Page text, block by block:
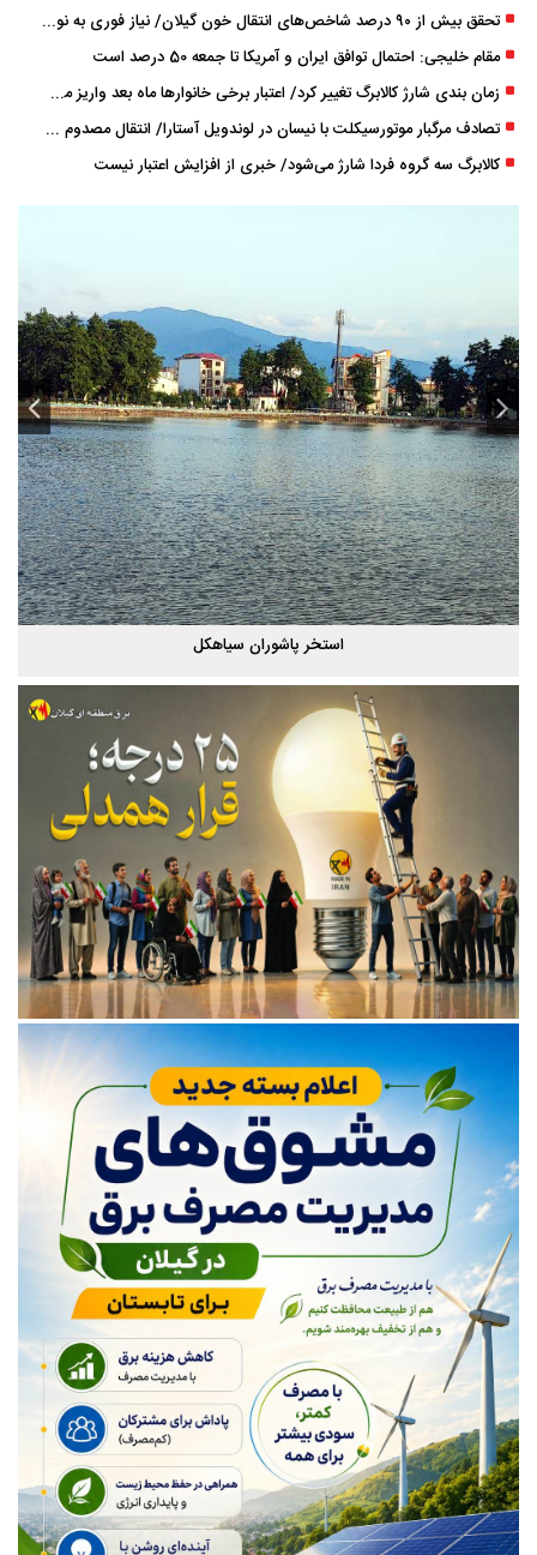
تحقق بیش از ۹۰ درصد شاخص‌های انتقال خون گیلان/ نیاز فوری به نوسازی تجهیزات آزمایشگاهی
مقام خلیجی: احتمال توافق ایران و آمریکا تا جمعه 50 درصد است
زمان ‌بندی شارژ کالابرگ تغییر کرد/ اعتبار برخی خانوارها ماه بعد واریز می‌شود
تصادف مرگبار موتورسیکلت با نیسان در لوندویل آستارا/ انتقال مصدوم با اورژانس هوایی به رشت
کالابرگ سه گروه فردا شارژ می‌شود/ خبری از افزایش اعتبار نیست
استخر پاشوران سیاهکل